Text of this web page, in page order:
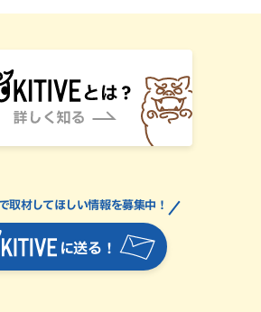
に送る！
取材してほしい情報を募集中！